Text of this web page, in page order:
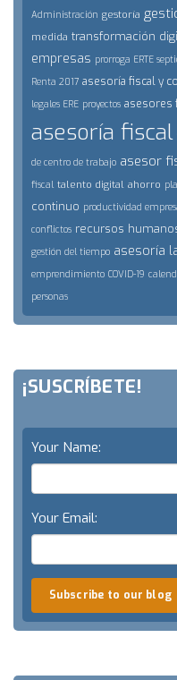
Administración gestoría
medida transformación
empresas prorroga ERTE
Renta 2017 asesoría fiscal y
legales ERE proyectos asesores
asesoría fiscal
de centro de trabajo asesor
fiscal talento digital ahorro
continuo productividad
conflictos recursos
gestión del tiempo asesoría
emprendimiento COVID-19
personas
¡SUSCRÍBETE!
Your Name:
Your Email:
Subscribe to our blog